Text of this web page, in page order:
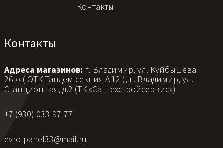
Контакты
Контакты
Адреса магазинов: г. Владимир, ул. Куйбышева
26 ж ( ОТК Тандем секция А 12 ), г. Владимир, ул.
Станционная, д.2 (ТК «Сантехстройсервис»)
+7 (930) 033-97-77
evro-panel33@mail.ru